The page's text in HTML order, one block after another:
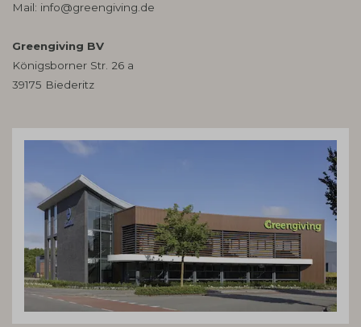
Mail: info@greengiving.de
Greengiving BV
Königsborner Str. 26 a
39175 Biederitz